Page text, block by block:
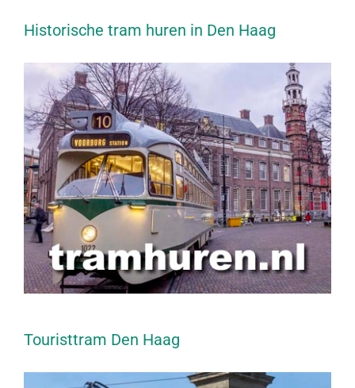
Historische tram huren in Den Haag
Touristtram Den Haag